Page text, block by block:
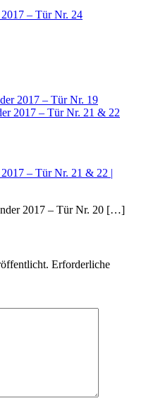
– Tür Nr. 24
2017 – Tür Nr. 19
2017 – Tür Nr. 21 & 22
– Tür Nr. 21 & 22 |
2017 – Tür Nr. 20 […]
Erforderliche